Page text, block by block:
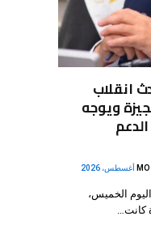
انقلاب
ويوجه
الخميس،
كانت…